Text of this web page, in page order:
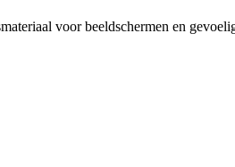
voor beeldschermen en